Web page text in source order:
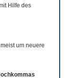
Hilfe des
um neuere